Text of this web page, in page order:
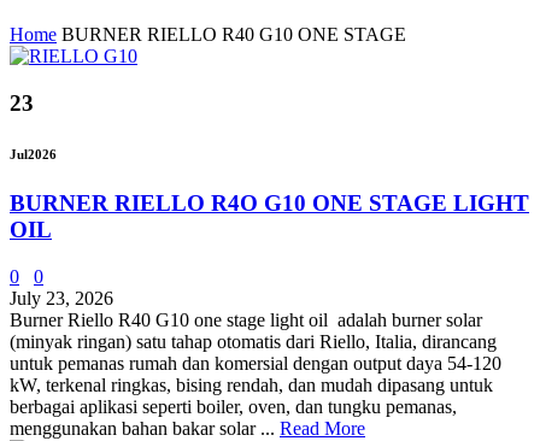
Home BURNER RIELLO R40 G10 ONE STAGE
23
Jul2026
BURNER RIELLO R4O G10 ONE STAGE LIGHT
OIL
0
0
July 23, 2026
Burner Riello R40 G10 one stage light oil adalah burner solar
(minyak ringan) satu tahap otomatis dari Riello, Italia, dirancang
untuk pemanas rumah dan komersial dengan output daya 54-120
kW, terkenal ringkas, bising rendah, dan mudah dipasang untuk
berbagai aplikasi seperti boiler, oven, dan tungku pemanas,
menggunakan bahan bakar solar ... Read More